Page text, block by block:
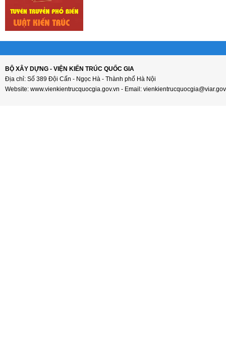
BỘ XÂY DỰNG - VIỆN KIẾN TRÚC QUỐC GIA
Địa chỉ: Số 389 Đội Cấn - Ngọc Hà - Thành phố Hà Nội
Website: www.vienkientrucquocgia.gov.vn - Email: